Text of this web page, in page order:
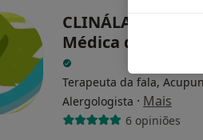
CLINÁLAMO-
Médica dos
Terapeuta da fala,
Alergologista · Mais
6 opiniões